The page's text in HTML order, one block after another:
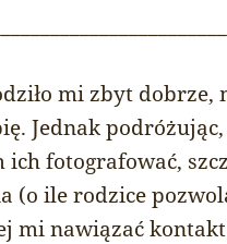
mi zbyt dobrze,
Jednak podróżując,
fotografować,
(o ile rodzice
mi nawiązać